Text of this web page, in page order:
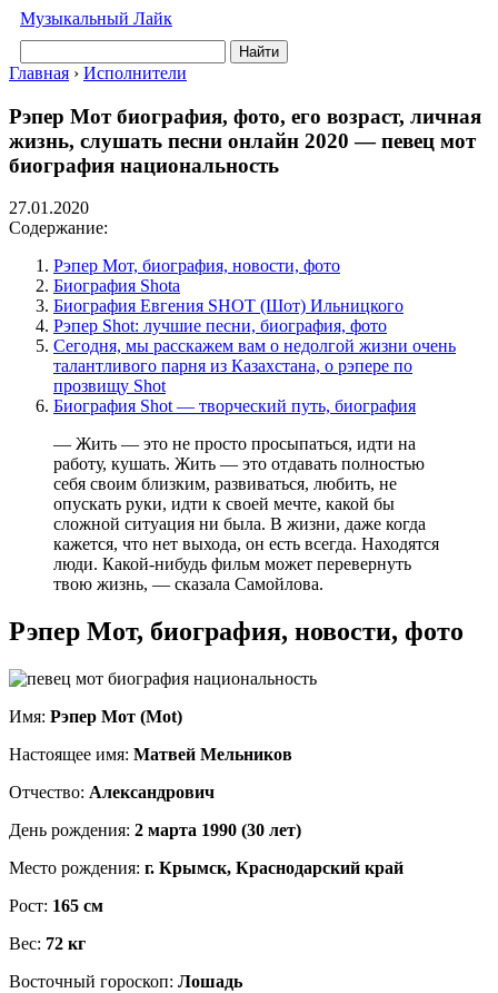
Музыкальный Лайк
Найти
Главная › Исполнители
Рэпер Мот биография, фото, его возраст, личная
жизнь, слушать песни онлайн 2020 — певец мот
биография национальность
27.01.2020
Содержание:
Рэпер Мот, биография, новости, фото
Биография Shotа
Биография Евгения SHOT (Шот) Ильницкого
Рэпер Shot: лучшие песни, биография, фото
Сегодня, мы расскажем вам о недолгой жизни очень
талантливого парня из Казахстана, о рэпере по
прозвищу Shot
Биография Shot — творческий путь, биография
— Жить — это не просто просыпаться, идти на
работу, кушать. Жить — это отдавать полностью
себя своим близким, развиваться, любить, не
опускать руки, идти к своей мечте, какой бы
сложной ситуация ни была. В жизни, даже когда
кажется, что нет выхода, он есть всегда. Находятся
люди. Какой-нибудь фильм может перевернуть
твою жизнь, — сказала Самойлова.
Рэпер Мот, биография, новости, фото
Имя: Рэпер Мот (Mot)
Настоящее имя: Матвей Мельников
Отчество: Александрович
День рождения: 2 марта 1990 (30 лет)
Место рождения: г. Крымск, Краснодарский край
Рост: 165 см
Вес: 72 кг
Восточный гороскоп: Лошадь